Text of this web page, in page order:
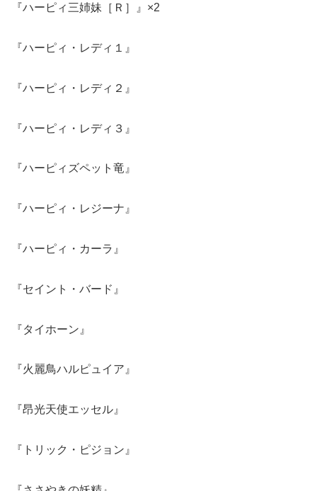
『ハーピィ三姉妹［Ｒ］』×2
『ハーピィ・レディ１』
『ハーピィ・レディ２』
『ハーピィ・レディ３』
『ハーピィズペット竜』
『ハーピィ・レジーナ』
『ハーピィ・カーラ』
『セイント・バード』
『タイホーン』
『火麗鳥ハルピュイア』
『昂光天使エッセル』
『トリック・ピジョン』